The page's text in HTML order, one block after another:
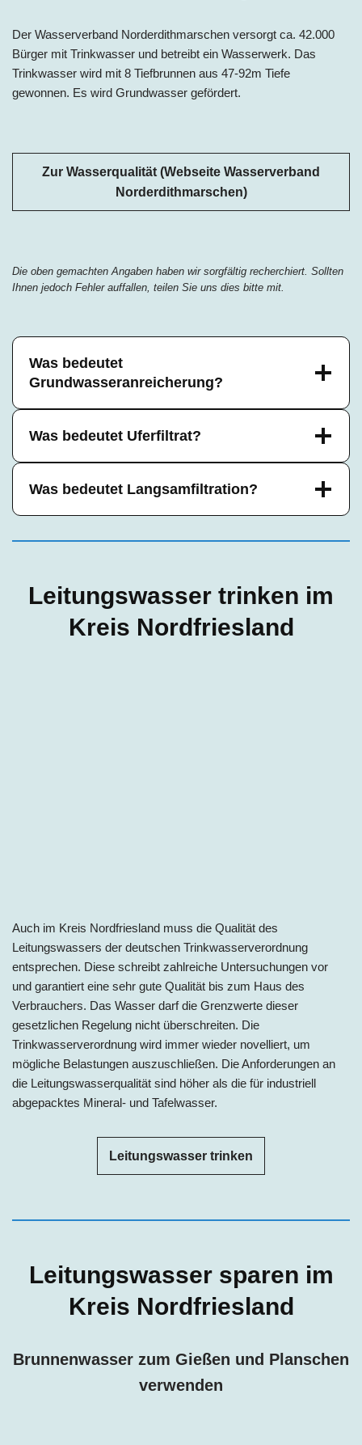
Der Wasserverband Norderdithmarschen versorgt ca. 42.000
Bürger mit Trinkwasser und betreibt ein Wasserwerk. Das
Trinkwasser wird mit 8 Tiefbrunnen aus 47-92m Tiefe
gewonnen. Es wird Grundwasser gefördert.
Zur Wasserqualität (Webseite Wasserverband
Norderdithmarschen)
Die oben gemachten Angaben haben wir sorgfältig recherchiert. Sollten
Ihnen jedoch Fehler auffallen, teilen Sie uns dies bitte mit.
Was bedeutet
Grundwasseranreicherung?
Was bedeutet Uferfiltrat?
Was bedeutet Langsamfiltration?
Leitungswasser trinken im
Kreis Nordfriesland
Auch im Kreis Nordfriesland muss die Qualität des
Leitungswassers der deutschen Trinkwasserverordnung
entsprechen. Diese schreibt zahlreiche Untersuchungen vor
und garantiert eine sehr gute Qualität bis zum Haus des
Verbrauchers. Das Wasser darf die Grenzwerte dieser
gesetzlichen Regelung nicht überschreiten. Die
Trinkwasserverordnung wird immer wieder novelliert, um
mögliche Belastungen auszuschließen. Die Anforderungen an
die Leitungswasserqualität sind höher als die für industriell
abgepacktes Mineral- und Tafelwasser.
Leitungswasser trinken
Leitungswasser sparen im
Kreis Nordfriesland
Brunnenwasser zum Gießen und Planschen
verwenden